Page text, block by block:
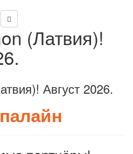
(Латвия)!
Август 2026.